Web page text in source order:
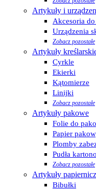
Artykuły i
Akcesoria
Urządzenia
Zobacz pozostałe
Artykuły
Cyrkle
Ekierki
Kątomierze
Linijki
Zobacz pozostałe
Artykuły pakowe
Folie do
Papier
Plomby
Pudła
Zobacz pozostałe
Artykuły
Bibułki